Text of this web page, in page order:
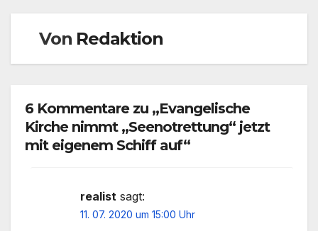
Von Redaktion
6 Kommentare zu „Evangelische
Kirche nimmt „Seenotrettung“ jetzt
mit eigenem Schiff auf“
realist sagt:
11. 07. 2020 um 15:00 Uhr